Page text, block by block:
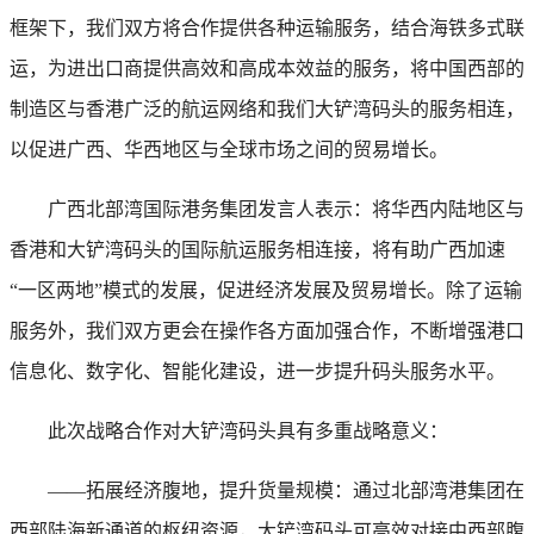
框架下，我们双方将合作提供各种运输服务，结合海铁多式联
运，为进出口商提供高效和高成本效益的服务，将中国西部的
制造区与香港广泛的航运网络和我们大铲湾码头的服务相连，
以促进广西、华西地区与全球市场之间的贸易增长。
广西北部湾国际港务集团发言人表示：将华西内陆地区与
香港和大铲湾码头的国际航运服务相连接，将有助广西加速
“一区两地”模式的发展，促进经济发展及贸易增长。除了运输
服务外，我们双方更会在操作各方面加强合作，不断增强港口
信息化、数字化、智能化建设，进一步提升码头服务水平。
此次战略合作对大铲湾码头具有多重战略意义：
——拓展经济腹地，提升货量规模：通过北部湾港集团在